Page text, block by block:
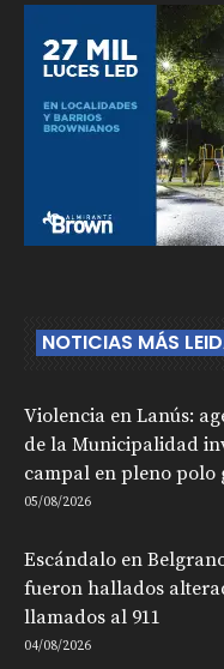
NOTICIAS MÁS
Violencia en Lanús:
de la Municipalidad
campal en pleno polo
05/08/2026
Escándalo en
fueron hallados
llamados al 911
04/08/2026